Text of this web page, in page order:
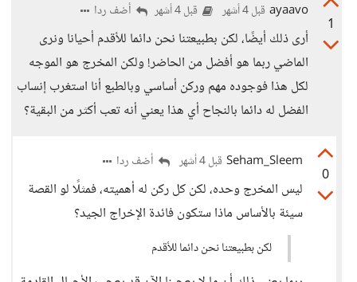
1
ayaavo قبل 4 أشهر قبل 4 أشهر أضف ردا
أرى ذلك أيضًا، لكن بطبيعتنا نحن دائما للأقدم أحيانا ونرى
الماضي ربما هو أفضل من الحاضر! ولكن المخرج هو الموجه
لكل هذا فوجوده مهم وركن أساسي وبالطبع أنا استغرب إنساب
الفضل له دائما بالنجاح أي هذا يعني أنه تعب أكثر من البقية؟
0
Seham_Sleem قبل 4 أشهر أضف ردا
ليس المخرج وحده، لكن كل ركن له أهميته، فمثلًا لو القصة
سيئة بالأساس ماذا ستكون فائدة الإخراج الجيد؟
لكن بطبيعتنا نحن دائما للأقدم